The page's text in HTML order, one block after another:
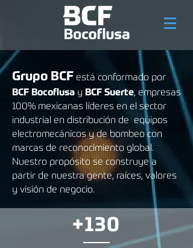
Grupo BCF está conformado por
BCF Bocoflusa y BCF Suerte, empresas
100% mexicanas líderes en el sector
industrial en distribución de equipos
electromecánicos y de bombeo con
marcas de reconocimiento global.
Nuestro propósito se construye a
partir de nuestra gente, raíces, valores
y visión de negocio.
+130